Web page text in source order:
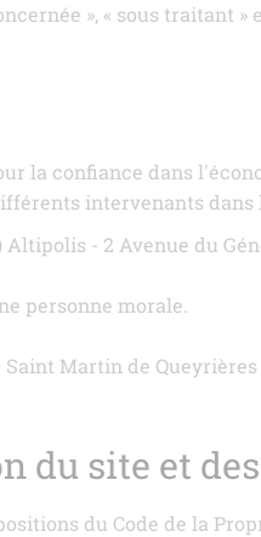
», « sous traitant
la confiance dans
intervenants dans
Altipolis - 2 Avenue du
personne morale.
Martin de
du site et
du Code de la